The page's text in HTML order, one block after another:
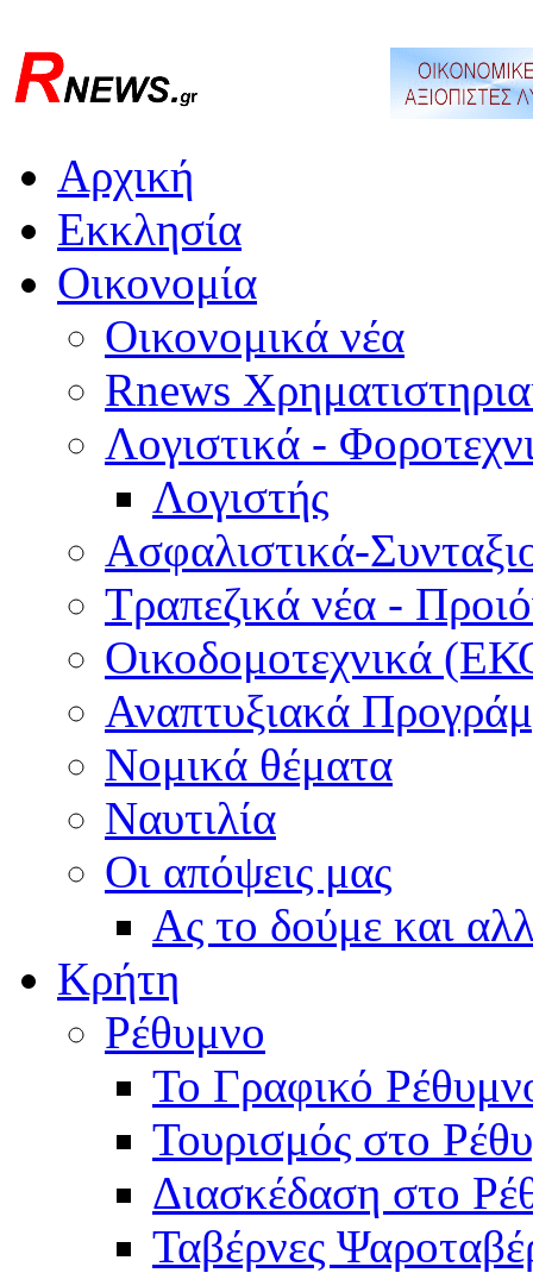
Αρχική
Εκκλησία
Οικονομία
Οικονομικά νέα
Rnews
Λογιστικά -
Λογιστής
Ασφαλιστικά-
Τραπεζικά νέα -
Οικοδομοτεχνικά
Αναπτυξιακά
Νομικά θέματα
Ναυτιλία
Οι απόψεις μας
Ας το δούμε και
Κρήτη
Ρέθυμνο
Το Γραφικό
Τουρισμός στο
Διασκέδαση στο
Ταβέρνες